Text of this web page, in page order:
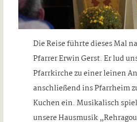
Die Reise führte dieses Mal
Pfarrer Erwin Gerst. Er lud
Pfarrkirche zu einer leinen
anschließend ins Pfarrheim
Kuchen ein. Musikalisch
unsere Hausmusik